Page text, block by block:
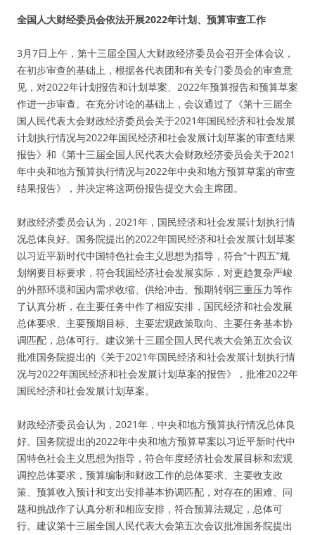
全国人大财经委员会依法开展2022年计划、预算审查工作
3月7日上午，第十三届全国人大财政经济委员会召开全体会议，
在初步审查的基础上，根据各代表团和有关专门委员会的审查意
见，对2022年计划报告和计划草案、2022年预算报告和预算草案
作进一步审查。在充分讨论的基础上，会议通过了《第十三届全
国人民代表大会财政经济委员会关于2021年国民经济和社会发展
计划执行情况与2022年国民经济和社会发展计划草案的审查结果
报告》和《第十三届全国人民代表大会财政经济委员会关于2021
年中央和地方预算执行情况与2022年中央和地方预算草案的审查
结果报告》，并决定将这两份报告提交大会主席团。
财政经济委员会认为，2021年，国民经济和社会发展计划执行情
况总体良好。国务院提出的2022年国民经济和社会发展计划草案
以习近平新时代中国特色社会主义思想为指导，符合“十四五”规
划纲要目标要求，符合我国经济社会发展实际，对更趋复杂严峻
的外部环境和国内需求收缩、供给冲击、预期转弱三重压力等作
了认真分析，在主要任务中作了相应安排，国民经济和社会发展
总体要求、主要预期目标、主要宏观政策取向、主要任务基本协
调匹配，总体可行。建议第十三届全国人民代表大会第五次会议
批准国务院提出的《关于2021年国民经济和社会发展计划执行情
况与2022年国民经济和社会发展计划草案的报告》，批准2022年
国民经济和社会发展计划草案。
财政经济委员会认为，2021年，中央和地方预算执行情况总体良
好。国务院提出的2022年中央和地方预算草案以习近平新时代中
国特色社会主义思想为指导，符合年度经济社会发展目标和宏观
调控总体要求，预算编制和财政工作的总体要求、主要收支政
策、预算收入预计和支出安排基本协调匹配，对存在的困难、问
题和挑战作了认真分析和相应安排，符合预算法规定，总体可
行。建议第十三届全国人民代表大会第五次会议批准国务院提出